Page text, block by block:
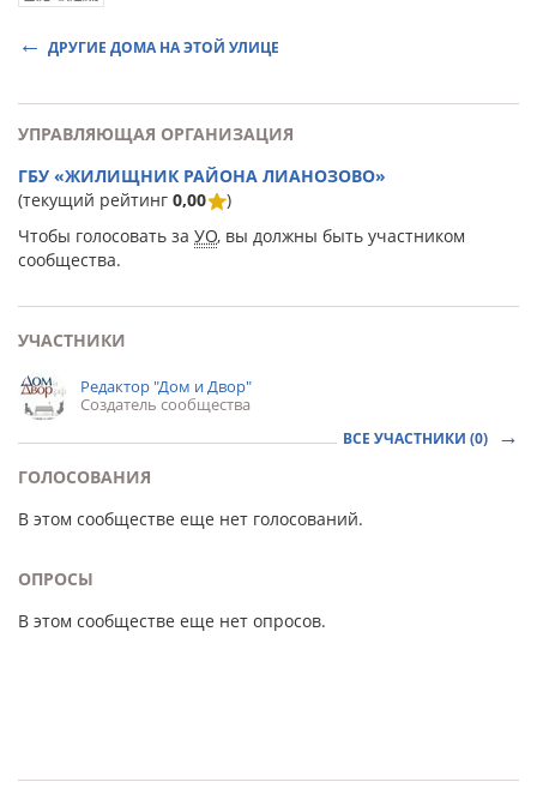
ДРУГИЕ ДОМА НА ЭТОЙ УЛИЦЕ
УПРАВЛЯЮЩАЯ ОРГАНИЗАЦИЯ
ГБУ «ЖИЛИЩНИК РАЙОНА ЛИАНОЗОВО»
(текущий рейтинг 0,00
)
Чтобы голосовать за УО, вы должны быть участником
сообщества.
УЧАСТНИКИ
Редактор "Дом и Двор"
Создатель сообщества
ВСЕ УЧАСТНИКИ (0)
ГОЛОСОВАНИЯ
В этом сообществе еще нет голосований.
ОПРОСЫ
В этом сообществе еще нет опросов.